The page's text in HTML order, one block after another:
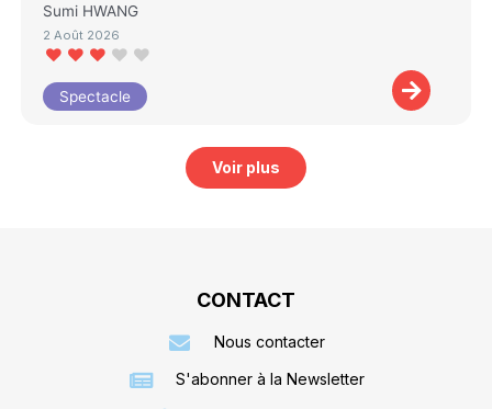
Sumi HWANG
2 Août 2026
Spectacle
Voir plus
CONTACT
Nous contacter
S'abonner à la Newsletter